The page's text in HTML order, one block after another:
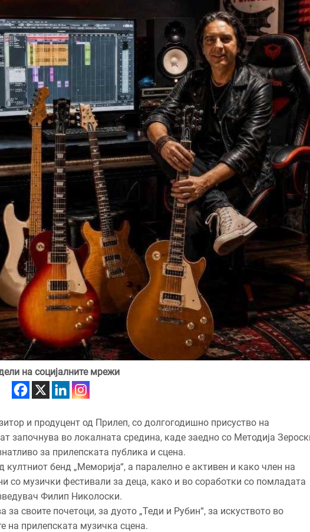
на социјалните мрежи
и продуцент од Прилеп, со долгогодишно присуство на
започнува во локалната средина, каде заедно со Методија
за прилепската публика и сцена.
бенд „Меморија“, а паралелно е активен и како член на
со музички фестивали за деца, како и во соработки со помладата
Филип Николоски.
своите почетоци, за дуото „Теди и Рубин“, за искуството во
на прилепската музичка сцена.